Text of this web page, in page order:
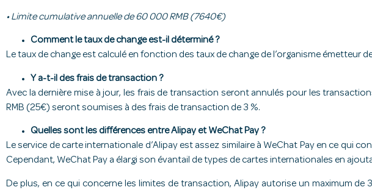
• Limite cumulative annuelle de 60 000 RMB (7640€)
Comment le taux de change est-il déterminé ?
Le taux de change est calculé en fonction des taux de change de l’organisme émetteur
Y a-t-il des frais de transaction ?
Avec la dernière mise à jour, les frais de transaction seront annulés pour les
RMB (25€) seront soumises à des frais de transaction de 3 %.
Quelles sont les différences entre Alipay et WeChat Pay ?
Le service de carte internationale d’Alipay est assez similaire à WeChat Pay en ce qui
Cependant, WeChat Pay a élargi son évantail de types de cartes internationales en
De plus, en ce qui concerne les limites de transaction, Alipay autorise un maximum